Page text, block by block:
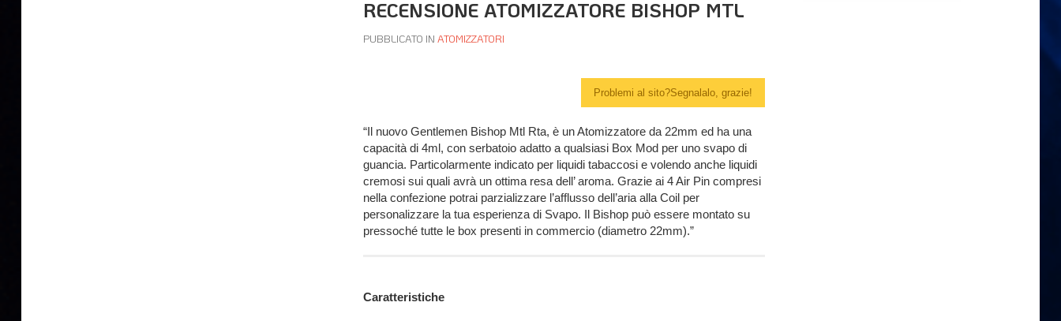
RECENSIONE ATOMIZZATORE BISHOP MTL
PUBBLICATO INATOMIZZATORI
Problemi al sito?Segnalalo, grazie!
“Il nuovo Gentlemen Bishop Mtl Rta, è un Atomizzatore da 22mm ed ha una
capacità di 4ml, con serbatoio adatto a qualsiasi Box Mod per uno svapo di
guancia. Particolarmente indicato per liquidi tabaccosi e volendo anche liquidi
cremosi sui quali avrà un ottima resa dell’ aroma. Grazie ai 4 Air Pin compresi
nella confezione potrai parzializzare l’afflusso dell’aria alla Coil per
personalizzare la tua esperienza di Svapo. Il Bishop può essere montato su
pressoché tutte le box presenti in commercio (diametro 22mm).”
Caratteristiche